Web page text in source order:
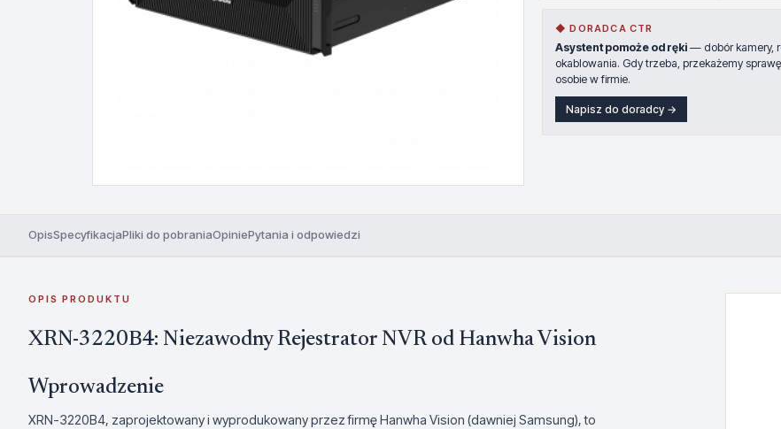
◆ DORADCA CTR
Asystent pomoże od ręki — dobór kamery,
okablowania. Gdy trzeba, przekażemy
osobie w firmie.
Napisz do doradcy →
OpisSpecyfikacjaPliki do pobraniaOpiniePytania i odpowiedzi
OPIS PRODUKTU
XRN-3220B4: Niezawodny Rejestrator NVR od Hanwha Vision
Wprowadzenie
XRN-3220B4, zaprojektowany i wyprodukowany przez firmę Hanwha Vision (dawniej Samsung), to